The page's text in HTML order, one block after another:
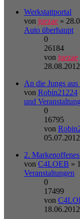
Werkstattportal
von juezae »
Auto überhaupt
0
26184
von juezae
An die Jungs
von Robin21224
und
0
16795
von
2.
von C4LOEB »
Veranstaltungen
0
17499
von